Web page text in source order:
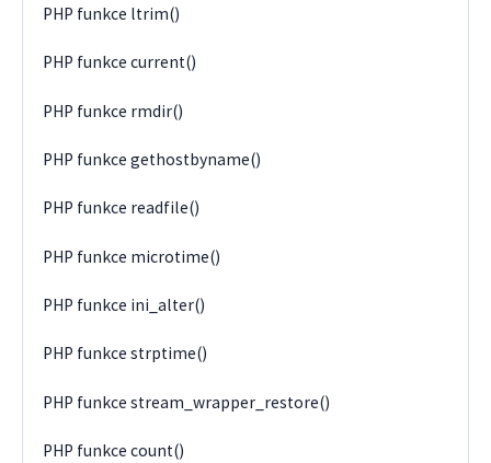
PHP funkce ltrim()
PHP funkce current()
PHP funkce rmdir()
PHP funkce gethostbyname()
PHP funkce readfile()
PHP funkce microtime()
PHP funkce ini_alter()
PHP funkce strptime()
PHP funkce stream_wrapper_restore()
PHP funkce count()